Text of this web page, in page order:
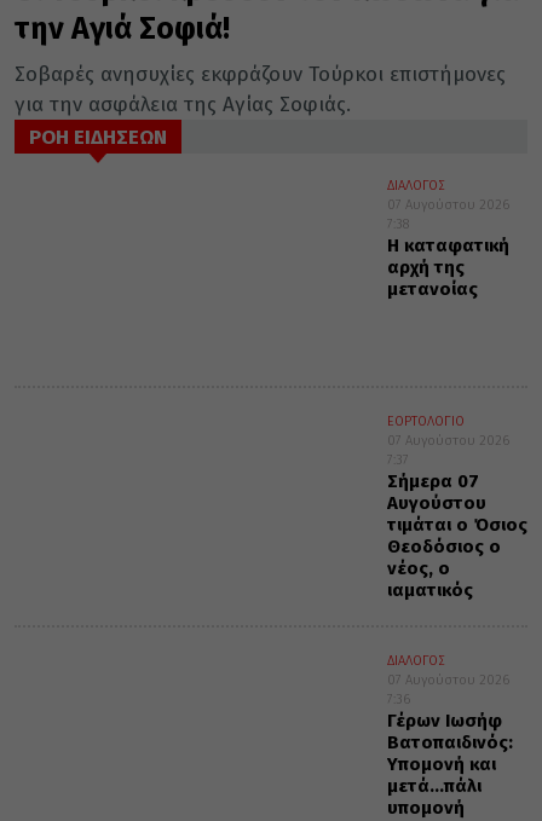
την Αγιά Σοφιά!
Σοβαρές ανησυχίες εκφράζουν Τούρκοι επιστήμονες
για την ασφάλεια της Αγίας Σοφιάς.
ΡΟΗ ΕΙΔΗΣΕΩΝ
ΔΙΑΛΟΓΟΣ
07 Αυγούστου 2026
7:38
Η καταφατική
αρχή της
μετανοίας
ΕΟΡΤΟΛΟΓΙΟ
07 Αυγούστου 2026
7:37
Σήμερα 07
Αυγούστου
τιμάται ο Όσιος
Θεοδόσιος ο
νέος, ο
ιαματικός
ΔΙΑΛΟΓΟΣ
07 Αυγούστου 2026
7:36
Γέρων Ιωσήφ
Βατοπαιδινός:
Υπομονή και
μετά…πάλι
υπομονή